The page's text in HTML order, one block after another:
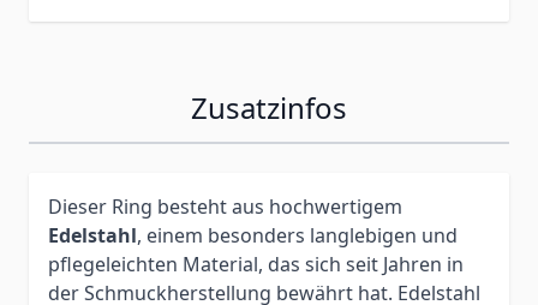
Zusatzinfos
Dieser Ring besteht aus hochwertigem
Edelstahl, einem besonders langlebigen und
pflegeleichten Material, das sich seit Jahren in
der Schmuckherstellung bewährt hat. Edelstahl